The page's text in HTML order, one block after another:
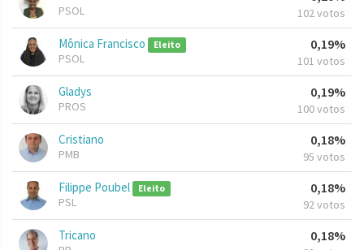
PSOL 102 votos
Mônica Francisco Eleito
PSOL
0,19%
101 votos
Gladys
PROS
0,19%
100 votos
Cristiano
PMB
0,18%
95 votos
Filippe Poubel Eleito
PSL
0,18%
92 votos
Tricano 0,18%